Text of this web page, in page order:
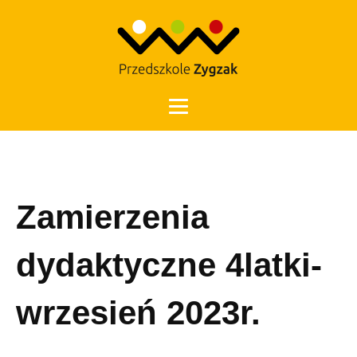
Zamierzenia
dydaktyczne 4latki-
wrzesień 2023r.